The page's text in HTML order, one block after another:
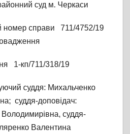
суд м. Черкаси
номер справи 711/4752/19
1-кп/711/318/19
суддя: Михальченко
суддя-доповідач:
суддя-
Валентина